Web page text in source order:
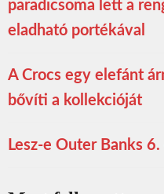
paradicsoma lett a
eladható portékával
A Crocs egy elefánt
bővíti a kollekcióját
Lesz-e Outer Banks 6.